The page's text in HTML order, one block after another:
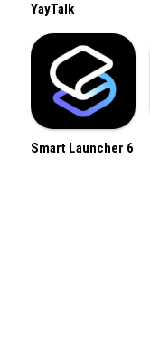
YayTalk
Smart Launcher 6